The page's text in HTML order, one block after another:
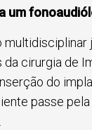
um
multidisciplinar
cirurgia de
do
passe